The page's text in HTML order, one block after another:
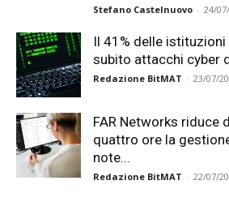
Stefano Castelnuovo - 24/
Il 41% delle
subito attacchi cyber
Redazione BitMAT - 23/07/
FAR Networks riduce
quattro ore la
note...
Redazione BitMAT - 22/07/